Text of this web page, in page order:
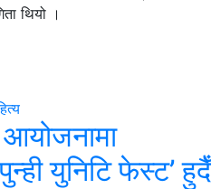
थियो ।
पुन्ही युनिटि फेस्ट’ हुदैँ